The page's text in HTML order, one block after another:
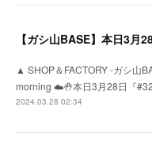
【ガシ山BASE】本日3月
▲ SHOP＆FACTORY -ガシ山
morning ☁️🤚本日3月28日『
2024.03.28 02:34